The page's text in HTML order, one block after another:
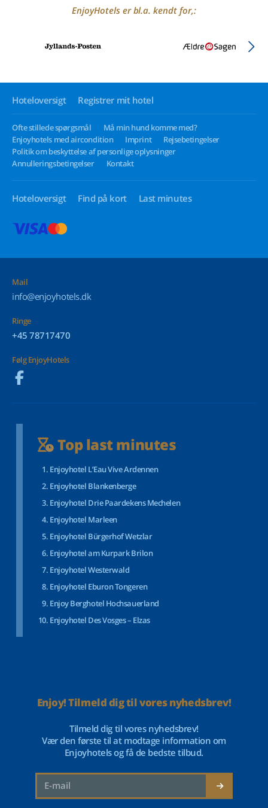
EnjoyHotels er bl.a. kendt for,:
Hoteloversigt Registrer mit hotel
Ofte stillede spørgsmål
Må min hund komme med?
Enjoyhotels med aircondition
Imprint
Rejsebetingelser
Politik om beskyttelse af personlige oplysninger
Annulleringsbetingelser
Kontakt
Hoteloversigt Find på kort Last minutes
Mail
info@enjoyhotels.dk
Ringe
+45 78717470
Følg EnjoyHotels
Top last minutes
Enjoyhotel L’Eau Vive Ardennen
Enjoyhotel Blankenberge
Enjoyhotel Drie Paardekens Mechelen
Enjoyhotel Marleen
Enjoyhotel Bürgerhof Wetzlar
Enjoyhotel am Kurpark Brilon
Enjoyhotel Westerwald
Enjoyhotel Eburon Tongeren
Enjoy Berghotel Hochsauerland
Enjoyhotel Des Vosges – Elzas
Enjoy! Tilmeld dig til vores nyhedsbrev!
Tilmeld dig til vores nyhedsbrev!
Vær den første til at modtage information om
Enjoyhotels og få de bedste tilbud.